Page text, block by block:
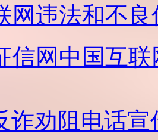
网违法和不
信网 中国互
诈劝阻电话宣